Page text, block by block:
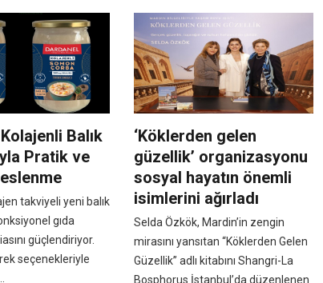
Balık
Pratik ve
takviyeli yeni balık
gıda
güçlendiriyor.
seçenekleriyle
‘Köklerden gelen
güzellik’ organizasyonu
sosyal hayatın önemli
isimlerini ağırladı
Selda Özkök, Mardin’in zengin
mirasını yansıtan “Köklerden Gelen
Güzellik” adlı kitabını Shangri-La
Bosphorus İstanbul’da düzenlenen